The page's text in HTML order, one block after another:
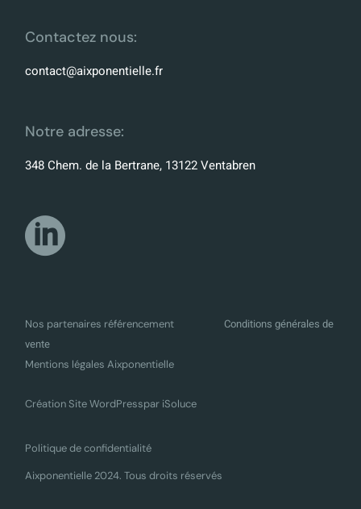
Contactez nous:
contact@aixponentielle.fr
Notre adresse:
348 Chem. de la Bertrane, 13122 Ventabren
Nos partenaires référencement
Conditions générales de
vente
Mentions légales Aixponentielle
Création Site WordPresspar iSoluce
Politique de confidentialité
Aixponentielle 2024. Tous droits réservés